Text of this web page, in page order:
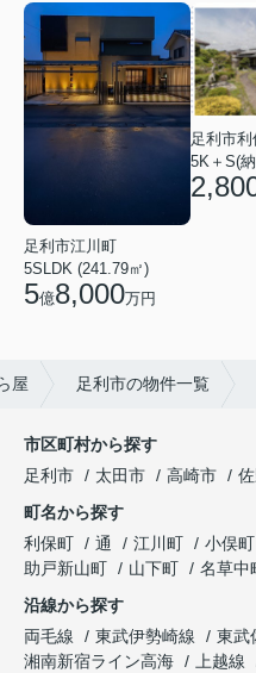
足利市江川町
5SLDK (241.79㎡)
5億8,000万円
足利市
5K＋S(
屋 足利市の物件一覧
市区町村から探す
足利市
太田市 高崎市
町名から探す
利保町
通 江川町 小俣町
助戸新山町
山下町
名草中
沿線から探す
両毛線
東武伊勢崎線 東武
湘南新宿ライン高海
上越線